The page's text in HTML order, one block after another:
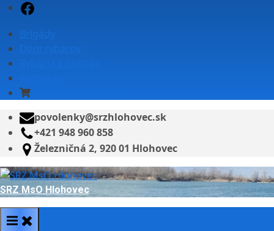
Skip
content
Facebook
Brigády
Dom rybárov
povolenky@srzhlohovec.sk
+421 948 960 858
Železničná 2, 920 01 Hlohovec
SRZ MsO Hlohovec